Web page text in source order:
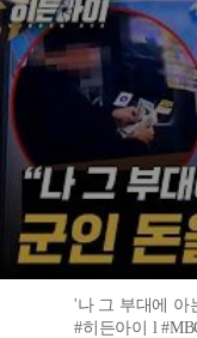
'나 그 부대에 아
#히든아이 l